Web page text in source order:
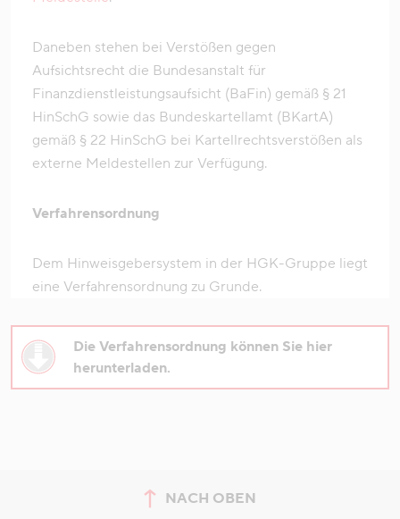
Daneben stehen bei Verstößen gegen
Aufsichtsrecht die Bundesanstalt für
Finanzdienstleistungsaufsicht (BaFin) gemäß § 21
HinSchG sowie das Bundeskartellamt (BKartA)
gemäß § 22 HinSchG bei Kartellrechtsverstößen als
externe Meldestellen zur Verfügung.
Verfahrensordnung
Dem Hinweisgebersystem in der HGK-Gruppe liegt
eine Verfahrensordnung zu Grunde.
Die Verfahrensordnung können Sie hier
herunterladen.
NACH OBEN
zum Seitenanfang springen